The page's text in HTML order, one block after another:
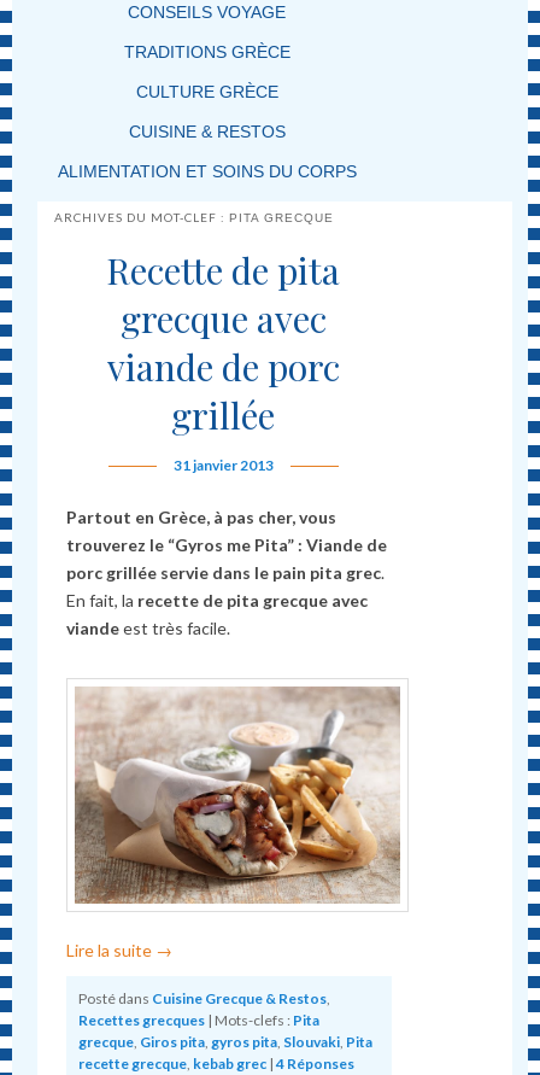
CONSEILS VOYAGE
TRADITIONS GRÈCE
CULTURE GRÈCE
CUISINE & RESTOS
ALIMENTATION ET SOINS DU CORPS
ARCHIVES DU MOT-CLEF :PITA GRECQUE
Recette de pita
grecque avec
viande de porc
grillée
31 janvier 2013
Partout en Grèce, à pas cher, vous
trouverez le “Gyros me Pita” : Viande de
porc grillée servie dans le pain pita grec.
En fait, la recette de pita grecque avec
viandeest très facile.
Lire la suite →
Posté dans Cuisine Grecque & Restos,
Recettes grecques | Mots-clefs : Pita
grecque, Giros pita,gyros pita, Slouvaki, Pita
recette grecque, kebab grec |4 Réponses